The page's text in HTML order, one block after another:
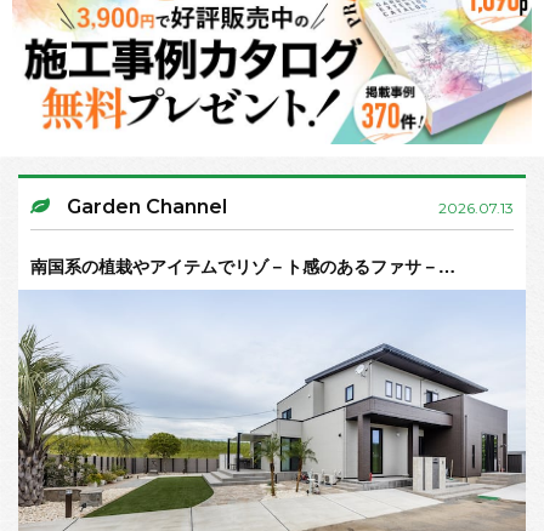
Garden Channel 2026.07.13
南国系の植栽やアイテムでリゾ－ト感のあるファサ－…